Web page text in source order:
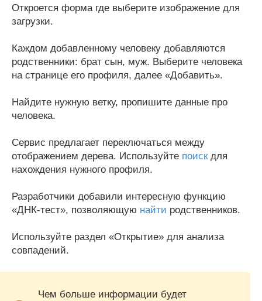
Откроется форма где выберите изображение для
загрузки.
Каждом добавленному человеку добавляются
родственники: брат сын, муж. Выберите человека
на странице его профиля, далее «Добавить».
Найдите нужную ветку, пропишите данные про
человека.
Сервис предлагает переключаться между
отображением дерева. Используйте поискдля
нахождения нужного профиля.
Разработчики добавили интересную функцию
«ДНК-тест», позволяющую найти родственников.
Используйте раздел «Открытие» для анализа
совпадений.
Чем больше информации будет